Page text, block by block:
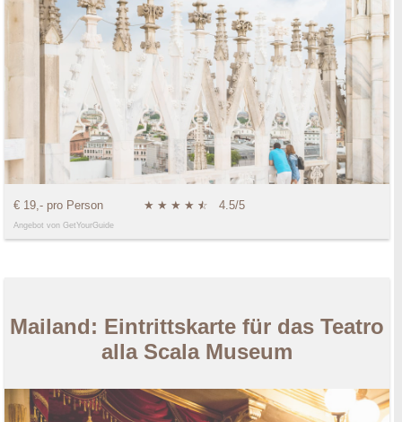
€ 19,- pro Person ★ ★ ★ ★ ★
☆ 4.5/5
Angebot von GetYourGuide
Mailand: Eintrittskarte für das Teatro
alla Scala Museum